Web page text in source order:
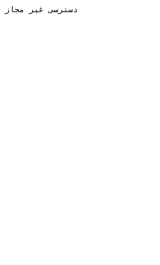
دسترسی غیر مجاز